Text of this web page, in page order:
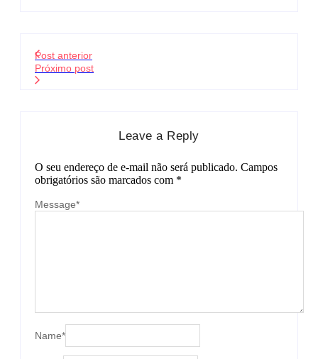
Post anterior
Próximo post
Leave a Reply
O seu endereço de e-mail não será publicado. Campos
obrigatórios são marcados com *
Message*
Name*